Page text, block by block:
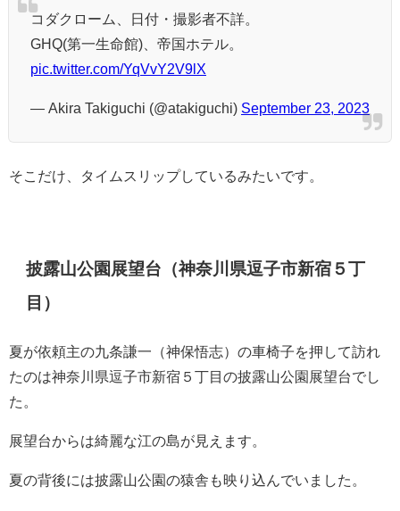
コダクローム、日付・撮影者不詳。
GHQ(第一生命館)、帝国ホテル。
pic.twitter.com/YqVvY2V9lX
— Akira Takiguchi (@atakiguchi) September 23, 2023
そこだけ、タイムスリップしているみたいです。
披露山公園展望台（神奈川県逗子市新宿５丁
目）
夏が依頼主の九条謙一（神保悟志）の車椅子を押して訪れ
たのは神奈川県逗子市新宿５丁目の披露山公園展望台でし
た。
展望台からは綺麗な江の島が見えます。
夏の背後には披露山公園の猿舎も映り込んでいました。